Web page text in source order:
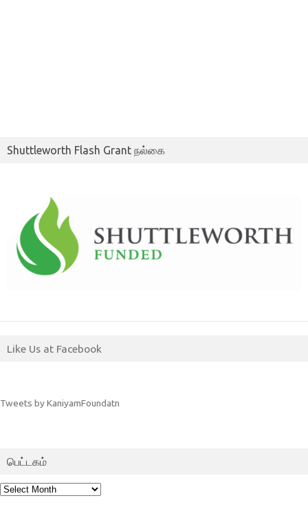
Shuttleworth Flash Grant நல்கை
Like Us at Facebook
Tweets by KaniyamFoundatn
பெட்டகம்
பெட்டகம்